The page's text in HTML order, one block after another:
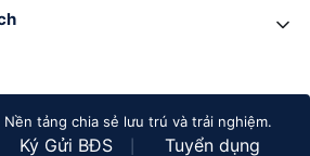
tảng chia sẻ lưu trú và trải nghiệm.
Ký Gửi BĐS Tuyển dụng